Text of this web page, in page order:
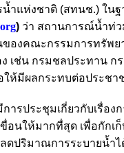
แห่งชาติ (สทนช.) ใน
) ว่า สถานการณ์น้ำท่ว
องคณะกรรมการทรัพ
เช่น กรมชลประทาน
ห้มีผลกระทบต่อประช
ารประชุมเกี่ยวกับเรื่อ
นให้มากทื่สุด เพื่อกักเ
ปริมาณการระบายน้ำ